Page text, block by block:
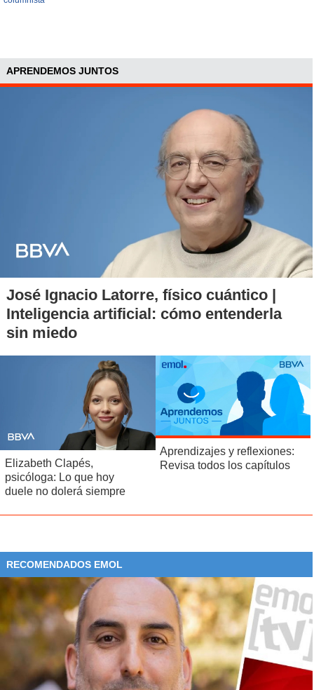
Terreno en Vespucio Norte con Presidente Riesco.
Las Condes.
Valor aproximado:120 UF/m2.
Superficie:10.000 m2.
Uso:Oficinas, hotel, vivienda o comercio.
Atractivo:Muy buena ubicación, sobre Vespucio y Presidente Riesco es
Dueño:Ejército de Chile.
En proceso de venta.
Irarrázaval / Vespucio
APRENDEMOS JUNTOS
José Ignacio Latorre, físico cuántico |
Inteligencia artificial: cómo entenderla
sin miedo
Elizabeth Clapés,
psicóloga: Lo que hoy
duele no dolerá siempre
Aprendizajes y reflexiones:
Revisa todos los capítulos
RECOMENDADOS EMOL